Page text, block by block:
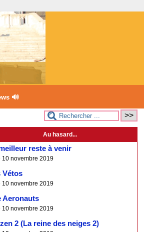
🔊
Au hasard...
reste à venir
10 novembre 2019
Vétos
10 novembre 2019
Aeronauts
10 novembre 2019
2 (La reine des neiges 2)